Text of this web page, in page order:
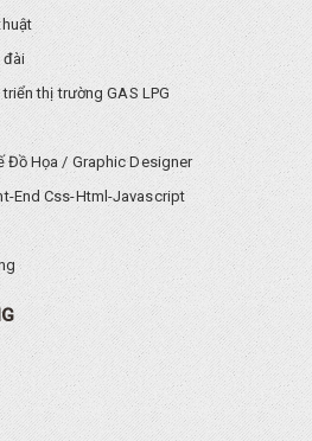
đài
thị trường GAS LPG
Đồ Họa / Graphic Designer
End Css-Html-Javascript